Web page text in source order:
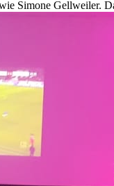
Simone Gellweiler.